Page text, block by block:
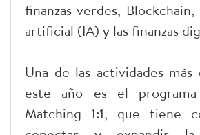
finanzas verdes,
artificial (IA) y las finanzas
Una de las actividades más
este año es el programa
Matching 1:1, que tiene